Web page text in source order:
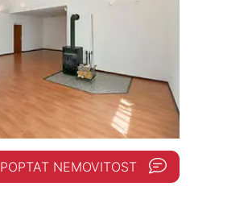
POPTAT NEMOVITOST